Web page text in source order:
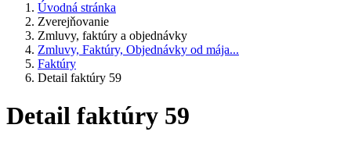
Úvodná stránka
Zverejňovanie
Zmluvy, faktúry a objednávky
Zmluvy, Faktúry, Objednávky od mája...
Faktúry
Detail faktúry 59
Detail faktúry 59